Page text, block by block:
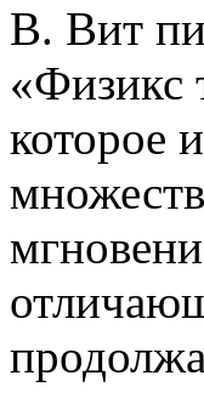
В. Вит
«Физикс
которое